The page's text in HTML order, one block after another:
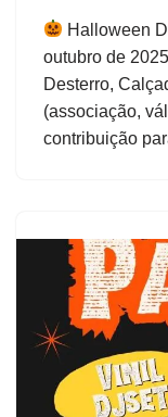
Halloween
outubro de
Desterro,
(associação,
contribuição